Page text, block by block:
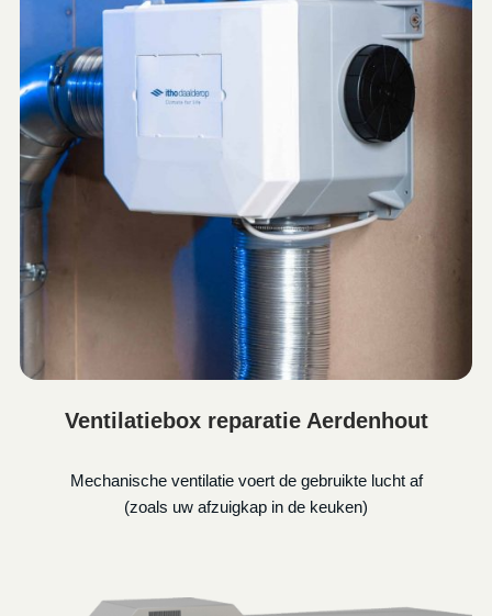
Ventilatiebox reparatie Aerdenhout
Mechanische ventilatie voert de gebruikte lucht af
(zoals uw afzuigkap in de keuken)